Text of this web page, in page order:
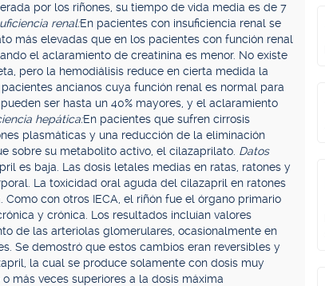
por los riñones, su tiempo de vida media es de 7
renal:En pacientes con insuficiencia renal se
más elevadas que en los pacientes con función renal
el aclaramiento de creatinina es menor. No existe
pero la hemodiálisis reduce en cierta medida la
pacientes ancianos cuya función renal es normal para
ser hasta un 40% mayores, y el aclaramiento
hepática:En pacientes que sufren cirrosis
plasmáticas y una reducción de la eliminación
sobre su metabolito activo, el cilazaprilato. Datos
es baja. Las dosis letales medias en ratas, ratones y
La toxicidad oral aguda del cilazapril en ratones
con otros IECA, el riñón fue el órgano primario
y crónica. Los resultados incluían valores
de las arteriolas glomerulares, ocasionalmente en
Se demostró que estos cambios eran reversibles y
la cual se produce solamente con dosis muy
más veces superiores a la dosis máxima